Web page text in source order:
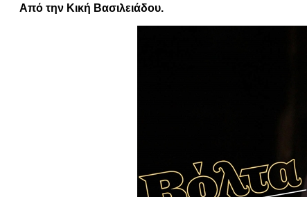
Από την Κική Βασιλειάδου.